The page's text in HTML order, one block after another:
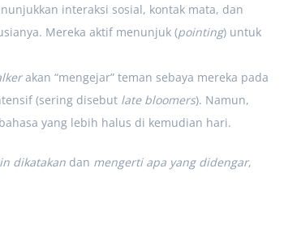
interaksi sosial, kontak mata, dan
Mereka aktif menunjuk (pointing) untuk
akan “mengejar” teman sebaya mereka pada
(sering disebut late bloomers). Namun,
yang lebih halus di kemudian hari.
dikatakan dan mengerti apa yang didengar,